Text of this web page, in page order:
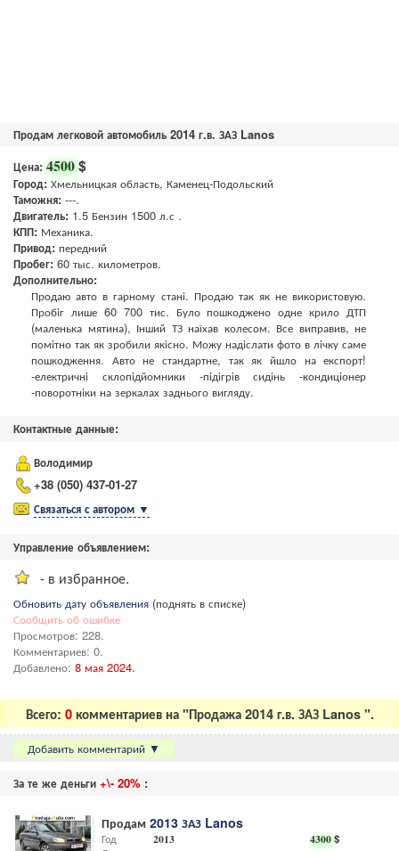
Продам легковой автомобиль 2014 г.в. ЗАЗ Lanos
Цена: 4500$
Город: Хмельницкая область, Каменец-Подольский
Таможня: ---.
Двигатель: 1.5 Бензин 1500 л.с .
КПП: Механика.
Привод: передний
Пробег: 60 тыс. километров.
Дополнительно:
Продаю авто в гарному стані. Продаю так як не використовую.
Пробіг лише 60 700 тис. Було пошкоджено одне крило ДТП
(маленька мятина), Інший ТЗ наїхав колесом. Все виправив, не
помітно так як зробили якісно. Можу надіслати фото в лічку саме
пошкодження. Авто не стандартне, так як йшло на експорт!
-електричні склопідйомники -підігрів сидінь -кондиціонер
-поворотніки на зеркалах заднього вигляду.
Контактные данные:
Володимир
+38 (050) 437-01-27
Связаться с автором ▼
Управление объявлением:
- в избранное.
Обновить дату объявления (поднять в списке)
Сообщить об ошибке
Просмотров: 228.
Комментариев: 0.
Добавлено: 8 мая 2024.
Всего: 0 комментариев на "Продажа 2014 г.в. ЗАЗ Lanos ".
Добавить комментарий ▼
За те же деньги +\- 20% :
Продам 2013 ЗАЗ Lanos
4300$
Год
2013